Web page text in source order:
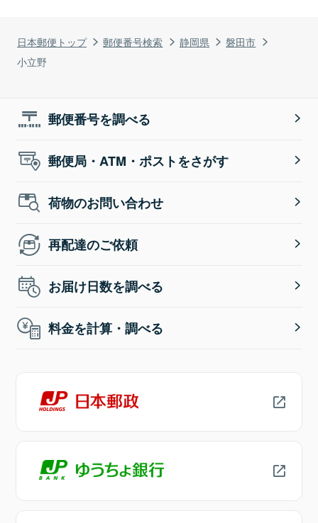
日本郵便トップ 郵便番号検索 静岡県
磐田市
小立野
郵便番号を調べる
郵便局・ATM・ポストをさがす
荷物のお問い合わせ
再配達のご依頼
お届け日数を調べる
料金を計算・調べる